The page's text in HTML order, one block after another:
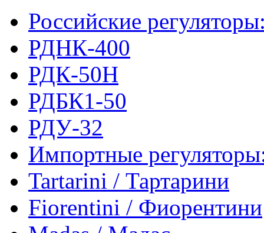
Российские
РДНК-400
РДК-50Н
РДБК1-50
РДУ-32
Импортные
Tartarini / Тартарини
Fiorentini / Фиорентини